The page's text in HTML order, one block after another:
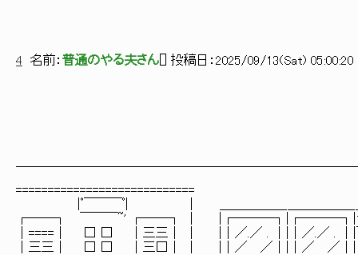
4 名前： 普通のやる夫さん ] 投稿日： 2025/09/13(Sat) 05:00:20
============================
|ﾟ￣￣￣ﾟ| ｜ ＿＿＿＿＿_＿＿＿＿＿_
┌──┐ ￣￣￣~' ┌──┐ |
│====│ □ □ │三三│ | |│／.／ . │|│／.／ . │|
│三三│ □ □ │三□│ | |│／ ／│|│／